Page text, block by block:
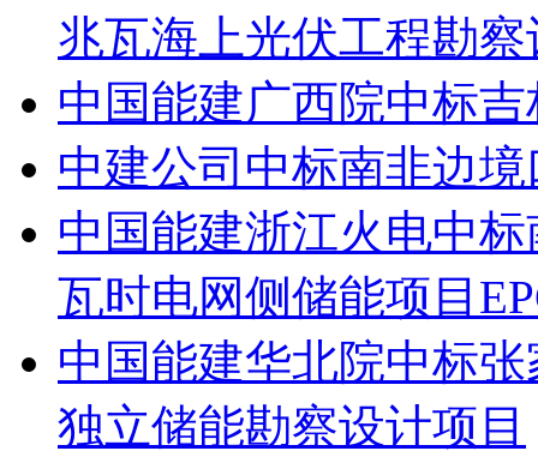
兆瓦海上光伏工程勘察
中国能建广西院中标
中建公司中标南非边
中国能建浙江火电中
瓦时电网侧储能项目
中国能建华北院中标
独立储能勘察设计项目